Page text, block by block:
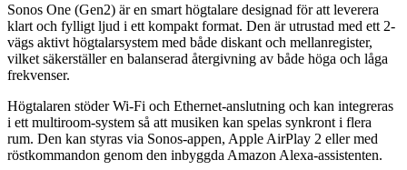
Sonos One (Gen2) är en smart högtalare designad för att leverera
klart och fylligt ljud i ett kompakt format. Den är utrustad med ett 2-
vägs aktivt högtalarsystem med både diskant och mellanregister,
vilket säkerställer en balanserad återgivning av både höga och låga
frekvenser.
Högtalaren stöder Wi-Fi och Ethernet-anslutning och kan integreras
i ett multiroom-system så att musiken kan spelas synkront i flera
rum. Den kan styras via Sonos-appen, Apple AirPlay 2 eller med
röstkommandon genom den inbyggda Amazon Alexa-assistenten.